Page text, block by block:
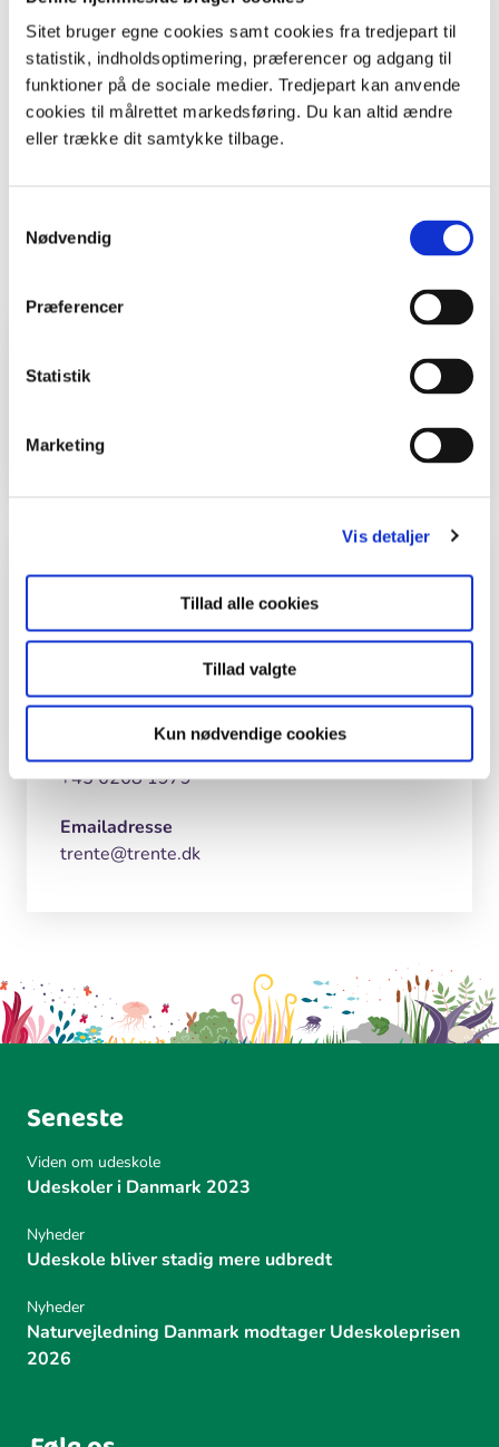
Sitet bruger egne cookies samt cookies fra tredjepart til
statistik, indholdsoptimering, præferencer og adgang til
funktioner på de sociale medier. Tredjepart kan anvende
cookies til målrettet markedsføring. Du kan altid ændre
eller trække dit samtykke tilbage.
Nødvendig
Præferencer
Statistik
Marketing
Vis detaljer
Tillad alle cookies
Tillad valgte
Kun nødvendige cookies
+
–
Skift kort
Lærkedal Naturskole
5672 Broby
+45 6268 1979
Emailadresse
trente@trente.dk
Seneste
Viden om udeskole
Udeskoler i Danmark 2023
Nyheder
Udeskole bliver stadig mere udbredt
Nyheder
Naturvejledning Danmark modtager Udeskoleprisen
2026